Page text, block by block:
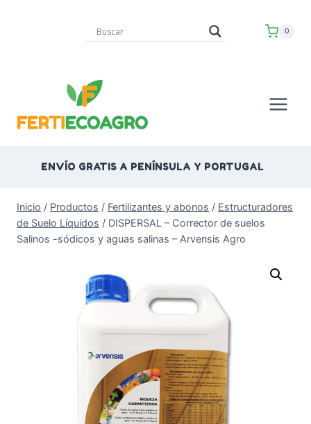
0
ENVÍO GRATIS A PENÍNSULA Y PORTUGAL
Inicio / Productos / Fertilizantes y abonos / Estructuradores
de Suelo Líquidos / DISPERSAL – Corrector de suelos
Salinos -sódicos y aguas salinas – Arvensis Agro